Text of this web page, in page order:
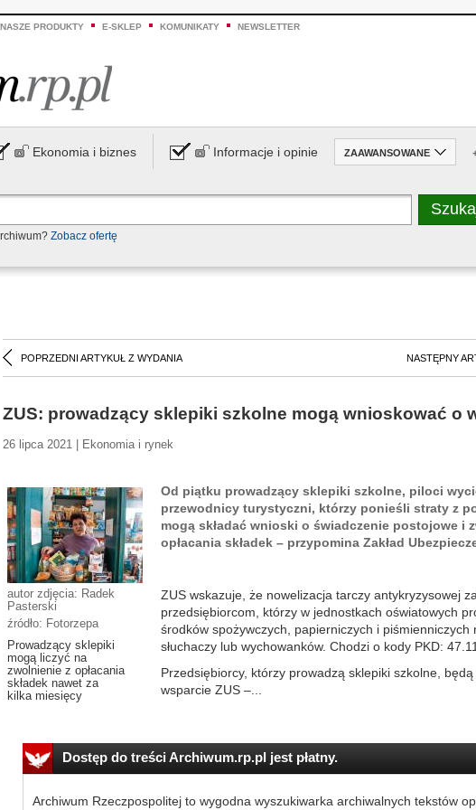
PRODUKTY E-SKLEP KOMUNIKATY NEWSLETTER
Ekonomia i biznes Informacje i opinie ZAAWANSOWANE
Zobacz ofertę
POPRZEDNI ARTYKUŁ Z WYDANIA NASTĘPNY
ZUS: prowadzący sklepiki szkolne mogą wnioskować o
26 lipca 2021 | Ekonomia i rynek
autor zdjęcia: Radek
Pasterski
źródło: Fotorzepa
Prowadzący sklepiki
mogą liczyć na
zwolnienie z opłacania
składek nawet za
kilka miesięcy
Od piątku prowadzący sklepiki szkolne, piloci
przewodnicy turystyczni, którzy ponieśli straty z
mogą składać wnioski o świadczenie postojowe i
opłacania składek – przypomina Zakład
ZUS wskazuje, że nowelizacja tarczy antykryzysowej
przedsiębiorcom, którzy w jednostkach oświatowych
środków spożywczych, papierniczych i piśmienniczych
słuchaczy lub wychowanków. Chodzi o kody PKD:
Przedsiębiorcy, którzy prowadzą sklepiki szkolne,
wsparcie ZUS –...
Dostęp do treści Archiwum.rp.pl jest płatny.
Archiwum Rzeczpospolitej to wygodna wyszukiwarka archiwalnych tekstów